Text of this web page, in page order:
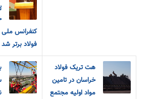
کنفرانس
فولاد برتر شد
هت تریک فولاد
خراسان در تامین
مواد اولیه مجتمع